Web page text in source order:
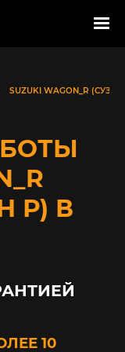
SUZUKI WAGON_R
Р) В
10